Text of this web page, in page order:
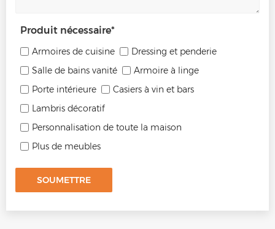
Produit nécessaire*
Armoires de cuisine
Dressing et penderie
Salle de bains vanité
Armoire à linge
Porte intérieure
Casiers à vin et bars
Lambris décoratif
Personnalisation de toute la maison
Plus de meubles
SOUMETTRE